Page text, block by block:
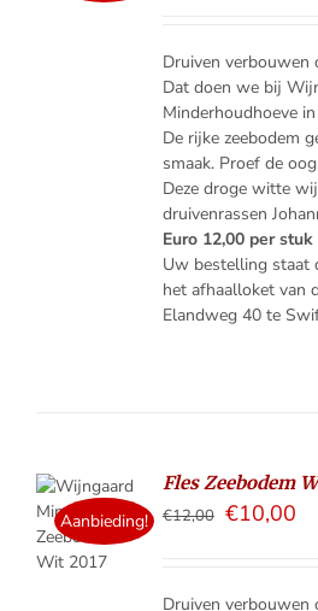
Druiven verbouwen
Dat doen we bij
Minderhoudhoeve
De rijke zeebodem
smaak. Proef de
Deze droge witte
druivenrassen
Euro 12,00 per stuk
Uw bestelling staat
het afhaalloket van
Elandweg 40 te
Aanbieding!
Fles Zeebodem
€12,00 €10,00
Druiven verbouwen